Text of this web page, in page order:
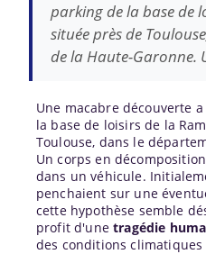
parking de la base de
située près de
de la Haute-Garonne.
Une macabre découverte
la base de loisirs de la
Toulouse, dans le
Un corps en
dans un véhicule.
penchaient sur une
cette hypothèse semble
profit d'unetragédie
des conditions climatiques